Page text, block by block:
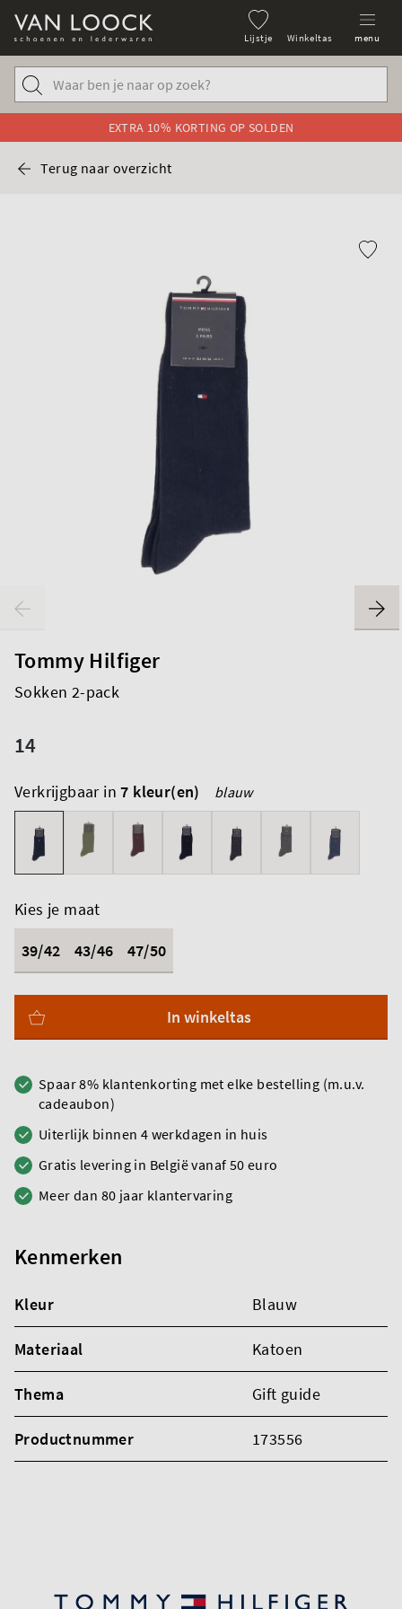
Lijstje Winkeltas menu
EXTRA 10% KORTING OP SOLDEN
Terug naar overzicht
Tommy Hilfiger
Sokken 2-pack
14
Verkrijgbaar in7 kleur(en) blauw
Kies je maat
39/42
43/46 47/50
In winkeltas
Spaar 8% klantenkorting met elke bestelling (m.u.v.
cadeaubon)
Uiterlijk binnen 4 werkdagen in huis
Gratis levering in België vanaf 50 euro
Meer dan 80 jaar klantervaring
Kenmerken
Kleur Blauw
Materiaal Katoen
Thema Gift guide
Productnummer 173556